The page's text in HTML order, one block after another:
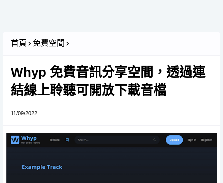
首頁 免費空間
Whyp 免費音訊分享空間，透過連
結線上聆聽可開放下載音檔
11/09/2022